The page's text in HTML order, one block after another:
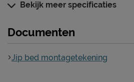
Kenmerken
Thema bed
Elektrisch verstelbare
Bekijk meer specificaties
Documenten
Jip bed montagetekening